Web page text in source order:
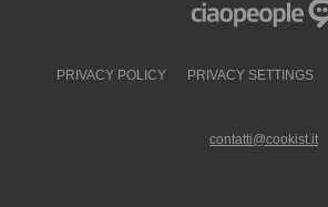
PRIVACY POLICY PRIVACY SETTINGS
contatti@cookist.it